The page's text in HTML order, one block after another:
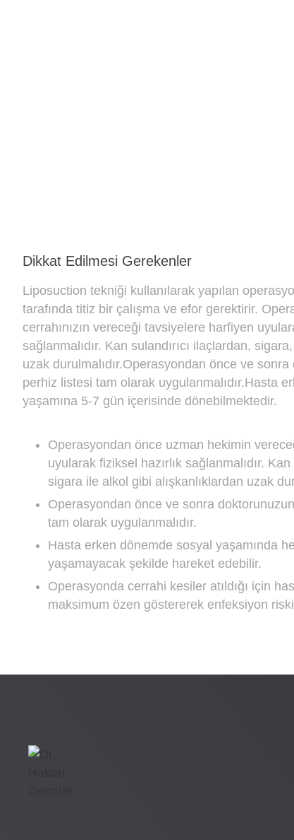
Dikkat Edilmesi Gerekenler
Liposuction tekniği kullanılarak yapılan
tarafında titiz bir çalışma ve efor gerektirir.
cerrahınızın vereceği tavsiyelere harfiyen
sağlanmalıdır. Kan sulandırıcı ilaçlardan,
uzak durulmalıdır.Operasyondan önce ve
perhiz listesi tam olarak uygulanmalıdır.Hasta
yaşamına 5-7 gün içerisinde dönebilmektedir.
Operasyondan önce uzman hekimin
uyularak fiziksel hazırlık sağlanmalıdır. Kan
sigara ile alkol gibi alışkanlıklardan uzak
Operasyondan önce ve sonra
tam olarak uygulanmalıdır.
Hasta erken dönemde sosyal yaşamında
yaşamayacak şekilde hareket edebilir.
Operasyonda cerrahi kesiler atıldığı için
maksimum özen göstererek enfeksiyon